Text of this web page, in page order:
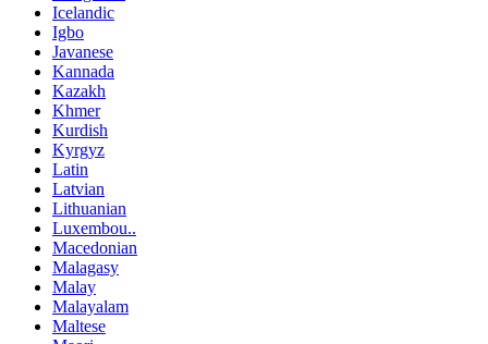
Icelandic
Igbo
Javanese
Kannada
Kazakh
Khmer
Kurdish
Kyrgyz
Latin
Latvian
Lithuanian
Luxembou..
Macedonian
Malagasy
Malay
Malayalam
Maltese